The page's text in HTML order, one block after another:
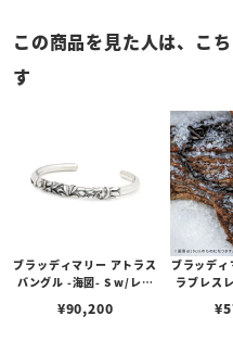
この商品を見た人は、こ
す
ブラッディマリー アトラス
バングル -海図- S w/レッ
¥90,200
ブラッディ
ラブレス
¥